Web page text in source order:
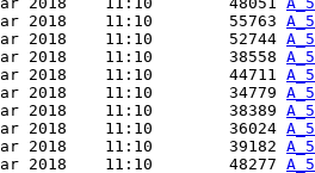
2018    11:10        55763
2018    11:10        52744
2018    11:10        38558
2018    11:10        44711
2018    11:10        34779
2018    11:10        38389
2018    11:10        36024
2018    11:10        39182
2018    11:10        48277